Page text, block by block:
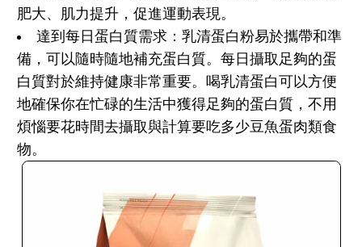
肥大、肌力提升，促進運動表現。
達到每日蛋白質需求：乳清蛋白粉易於攜帶和準
備，可以隨時隨地補充蛋白質。每日攝取足夠的蛋
白質對於維持健康非常重要。喝乳清蛋白可以方便
地確保你在忙碌的生活中獲得足夠的蛋白質，不用
煩惱要花時間去攝取與計算要吃多少豆魚蛋肉類食
物。